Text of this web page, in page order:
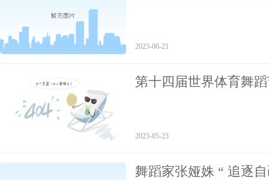
2023-06-21
第十四届世界体育舞
2023-05-23
舞蹈家张娅姝 “ 追逐